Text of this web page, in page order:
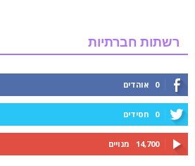
רשתות חברתיות
0 אוהדים
0 חסידים
14,700 מנויים